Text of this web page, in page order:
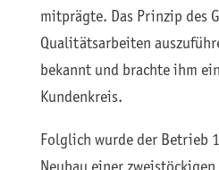
mitprägte. Das Prinzip des
Qualitätsarbeiten
bekannt und brachte ihm
Kundenkreis.
Folglich wurde der Betrieb